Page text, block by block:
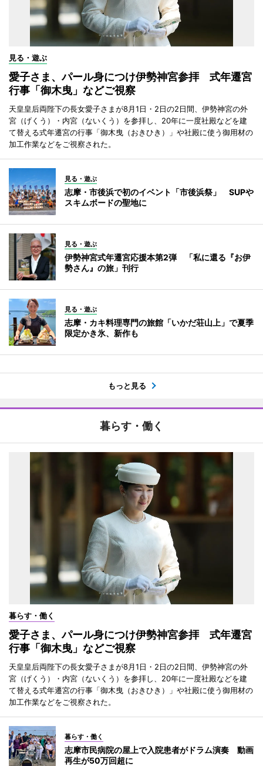
見る・遊ぶ
愛子さま、パール身につけ伊勢神宮参拝 式年遷宮
行事「御木曳」などご視察
天皇皇后両陛下の長女愛子さまが8月1日・2日の2日間、伊勢神宮の外
宮（げくう）・内宮（ないくう）を参拝し、20年に一度社殿などを建
て替える式年遷宮の行事「御木曳（おきひき）」や社殿に使う御用材の
加工作業などをご視察された。
見る・遊ぶ
志摩・市後浜で初のイベント「市後浜祭」 SUPや
スキムボードの聖地に
見る・遊ぶ
伊勢神宮式年遷宮応援本第2弾 「私に還る『お伊
勢さん』の旅」刊行
見る・遊ぶ
志摩・カキ料理専門の旅館「いかだ荘山上」で夏季
限定かき氷、新作も
もっと見る
暮らす・働く
暮らす・働く
愛子さま、パール身につけ伊勢神宮参拝 式年遷宮
行事「御木曳」などご視察
天皇皇后両陛下の長女愛子さまが8月1日・2日の2日間、伊勢神宮の外
宮（げくう）・内宮（ないくう）を参拝し、20年に一度社殿などを建
て替える式年遷宮の行事「御木曳（おきひき）」や社殿に使う御用材の
加工作業などをご視察された。
暮らす・働く
志摩市民病院の屋上で入院患者がドラム演奏 動画
再生が50万回超に